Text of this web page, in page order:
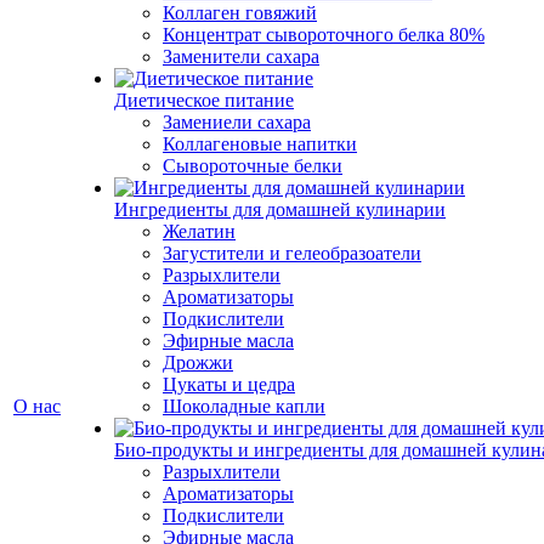
О нас
Коллаген говяжий
Концентрат сывороточного белка 80%
Заменители сахара
Диетическое питание
Замениели сахара
Коллагеновые напитки
Сывороточные белки
Ингредиенты для домашней кулинарии
Желатин
Загустители и гелеобразоатели
Разрыхлители
Ароматизаторы
Подкислители
Эфирные масла
Дрожжи
Цукаты и цедра
Шоколадные капли
Био-продукты и ингредиенты для домашней
Разрыхлители
Ароматизаторы
Подкислители
Эфирные масла